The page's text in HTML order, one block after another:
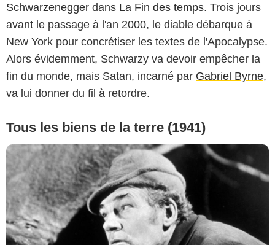
Schwarzenegger dans La Fin des temps. Trois jours
avant le passage à l'an 2000, le diable débarque à
New York pour concrétiser les textes de l'Apocalypse.
Alors évidemment, Schwarzy va devoir empêcher la
fin du monde, mais Satan, incarné par Gabriel Byrne,
va lui donner du fil à retordre.
Tous les biens de la terre (1941)